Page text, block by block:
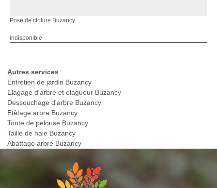
Pose de cloture Buzancy
indisponible
Autres services
Entretien de jardin Buzancy
Elagage d'arbre et elagueur Buzancy
Dessouchage d'arbre Buzancy
Etêtage arbre Buzancy
Tonte de pelouse Buzancy
Taille de haie Buzancy
Abattage arbre Buzancy